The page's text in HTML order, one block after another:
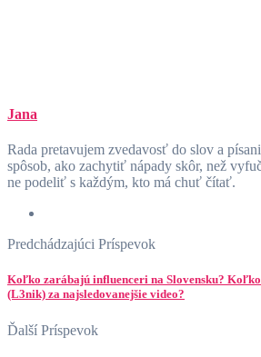
Jana
Rada pretavujem zvedavosť do slov a
spôsob, ako zachytiť nápady skôr, než
ne podeliť s každým, kto má chuť čítať.
Predchádzajúci Príspevok
Koľko zarábajú influenceri na Slovensku?
(L3nik) za najsledovanejšie video?
Ďalší Príspevok